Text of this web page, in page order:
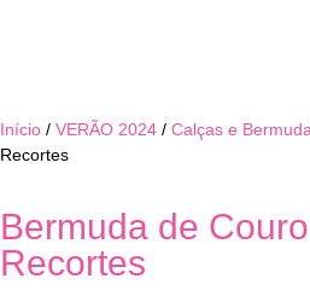
Início / VERÃO 2024 / Calças e
Recortes
Bermuda de
Recortes